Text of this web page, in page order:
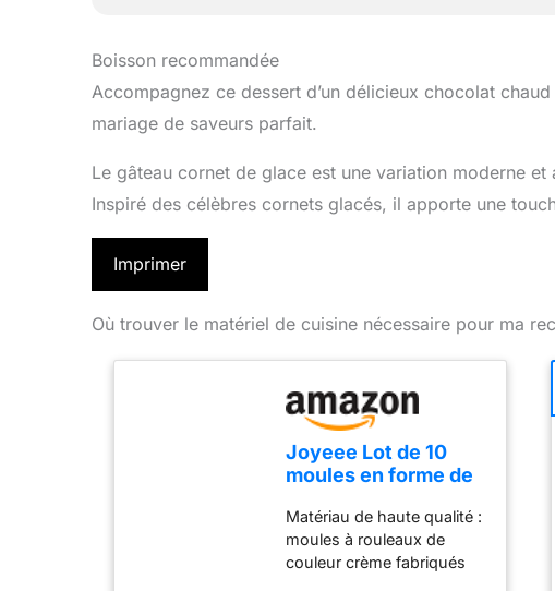
Boisson recommandée
Accompagnez ce dessert d’un délicieux chocolat
mariage de saveurs parfait.
Le gâteau cornet de glace est une variation moderne et
Inspiré des célèbres cornets glacés, il apporte une
Imprimer
Où trouver le matériel de cuisine nécessaire pour ma
Joyeee Lot de 10
moules en forme de
Tubes à cannoli en
acier inoxydable,
cornes à pâtisserie
Matériau de haute qualité :
moules à rouleaux de
couleur crème fabriqués